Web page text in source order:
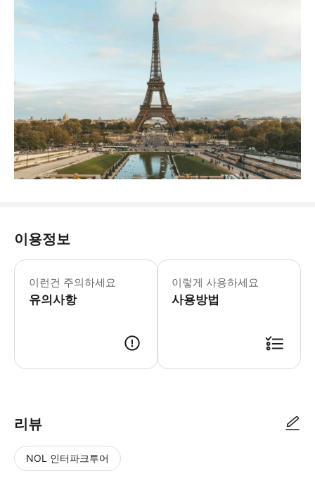
이용정보
이런건 주의하세요
유의사항
이렇게 사용하세요
사용방법
리뷰
NOL 인터파크투어